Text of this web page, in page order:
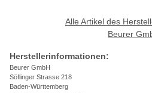
Alle Artikel des
Beurer
Herstellerinformationen:
Beurer GmbH
Söflinger Strasse 218
Baden-Württemberg